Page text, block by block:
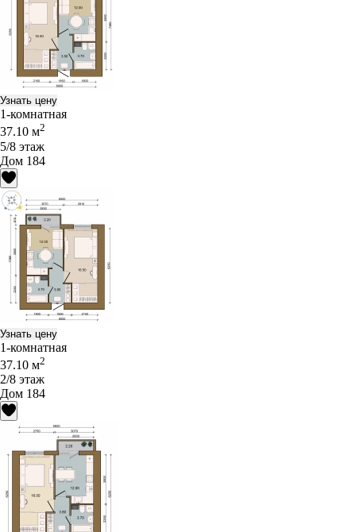
Узнать цену
1-комнатная
37.10 м2
5/8 этаж
Дом 184
Узнать цену
1-комнатная
37.10 м2
2/8 этаж
Дом 184